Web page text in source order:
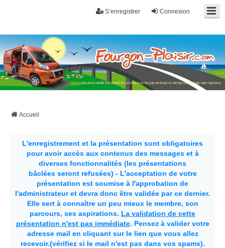
Connexion
S’enregistrer
Fourgon-plaisir.com
Forum de conseils et d'entraide des utilisateurs de fourgons, fourgons
aménagés, vans et de camping-car. Partagez votre expérience.
Accueil
L'enregistrement et la présentation sont obligatoires
pour avoir accès aux contenus des messages et à
diverses fonctionnalités (les présentations
bâclées seront refusées) - L'acceptation de votre
présentation est soumise à l'approbation de
l'administrateur et devra donc être validée par ce dernier.
Elle sert à connaître un peu mieux le membre, son
parcours, ses aspirations. La validation de cette
présentation n'est pas immédiate. Pensez à valider votre
adresse mail en cliquant sur le lien que vous allez
recevoir.(vérifiez si le mail n'est pas dans vos spams).